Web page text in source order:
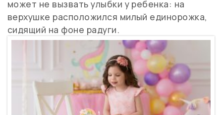
может не вызвать улыбки у ребенка: на
верхушке расположился милый единорожка,
сидящий на фоне радуги.